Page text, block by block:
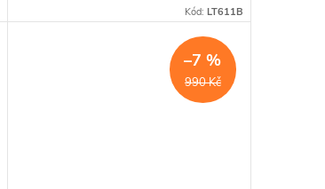
stojánková baterie má dostatečnou
pohodlné omytí rukou. Série:...
Kód: LT611B
990 Kč
–7 %